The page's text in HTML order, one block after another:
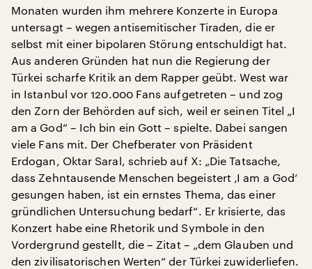
Monaten wurden ihm mehrere Konzerte in Europa
untersagt – wegen antisemitischer Tiraden, die er
selbst mit einer bipolaren Störung entschuldigt hat.
Aus anderen Gründen hat nun die Regierung der
Türkei scharfe Kritik an dem Rapper geübt. West war
in Istanbul vor 120.000 Fans aufgetreten – und zog
den Zorn der Behörden auf sich, weil er seinen Titel „I
am a God“ – Ich bin ein Gott – spielte. Dabei sangen
viele Fans mit. Der Chefberater von Präsident
Erdogan, Oktar Saral, schrieb auf X: „Die Tatsache,
dass Zehntausende Menschen begeistert ‚I am a God‘
gesungen haben, ist ein ernstes Thema, das einer
gründlichen Untersuchung bedarf“. Er krisierte, das
Konzert habe eine Rhetorik und Symbole in den
Vordergrund gestellt, die – Zitat – „dem Glauben und
den zivilisatorischen Werten“ der Türkei zuwiderliefen.